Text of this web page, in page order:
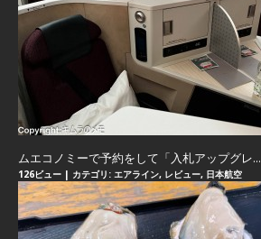
ムエコノミーで予約をして「入札アップグレ...
126ビュー | カテゴリ: エアライン, レビュー, 日本航空